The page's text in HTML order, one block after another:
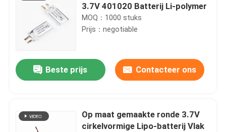
Thuis
3.7V 401020 Batterij Li-polymer
MOQ：1000 stuks
Prijs：negotiable
Beste prijs Contacteer ons
Op maat gemaakte ronde 3.7V
cirkelvormige Lipo-batterij Vlak